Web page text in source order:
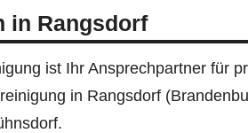
in Rangsdorf
ist Ihr Ansprechpartner für
in Rangsdorf